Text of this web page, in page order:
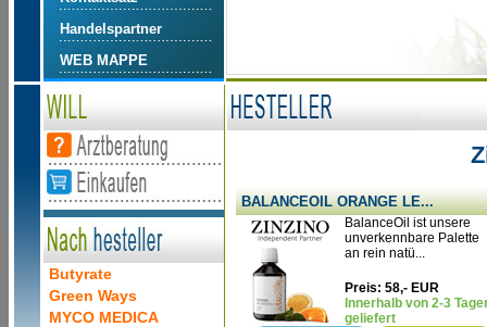
Handelspartner
WEB MAPPE
BALANCEOIL ORANGE LE...
BalanceOil ist unsere
unverkennbare Palette
an rein natü...
Preis: 58,- EUR
Innerhalb von 2-3
geliefert
Butyrate
Green Ways
MYCO MEDICA